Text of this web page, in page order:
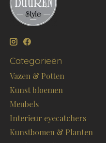
Categorieën
Vazen & Potten
Kunst bloemen
Meubels
Interieur eyecatchers
Kunstbomen & Planten